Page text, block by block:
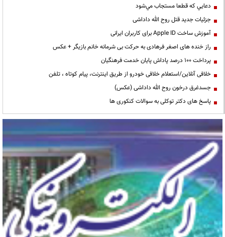
دعايي كه قطعا مستجاب مي‌شود
جزئیات جدید قتل روح الله داداشی
آموزش ساخت Apple ID برای کاربران ایرانی
راز خنده های اصغر فرهادی به حرکت بی شرمانه خانم بازیگر + عکس
پرداخت ۱۰۰ درصد پاداش پایان خدمت فرهنگیان
خلافی آنلاین/استعلام خلافی خودرو از طریق اینترنت، پیام کوتاه ، تلفن
جسدغرق درخون روح الله داداشی (عکس)
پاسخ های دکتر توکلی به سوالات کنکوری ها